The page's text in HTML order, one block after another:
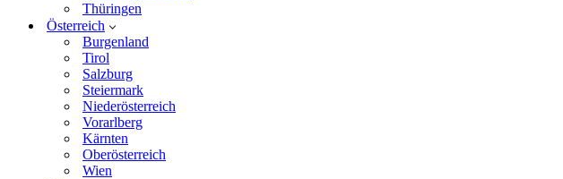
Thüringen
Österreich
Burgenland
Tirol
Salzburg
Steiermark
Niederösterreich
Vorarlberg
Kärnten
Oberösterreich
Wien